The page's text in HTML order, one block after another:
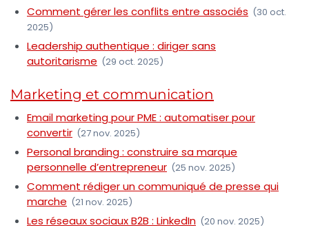
Comment gérer les conflits entre associés (30 oct.
2025)
Leadership authentique : diriger sans
autoritarisme (29 oct. 2025)
Marketing et communication
Email marketing pour PME : automatiser pour
convertir (27 nov. 2025)
Personal branding : construire sa marque
personnelle d’entrepreneur (25 nov. 2025)
Comment rédiger un communiqué de presse qui
marche (21 nov. 2025)
Les réseaux sociaux B2B : LinkedIn (20 nov. 2025)